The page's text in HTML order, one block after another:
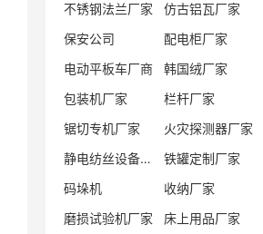
不锈钢法兰厂家
仿古铝瓦厂家
保安公司
配电柜厂家
电动平板车厂商
韩国绒厂家
包装机厂家
栏杆厂家
锯切专机厂家
火灾探测器厂家
静电纺丝设备生产线厂家
铁罐定制厂家
码垛机
收纳厂家
磨损试验机厂家
床上用品厂家